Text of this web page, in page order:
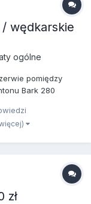
wędkarskie
ogólne
pomiędzy
Bark 280
zakupie pontonu
ilości miejscówek
zł